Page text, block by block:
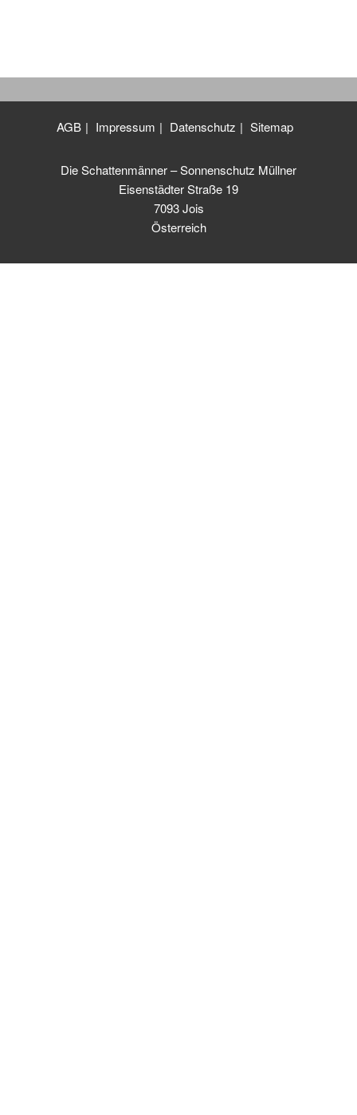
AGB Impressum Datenschutz Sitemap
Die Schattenmänner – Sonnenschutz Müllner
Eisenstädter Straße 19
7093 Jois
Österreich